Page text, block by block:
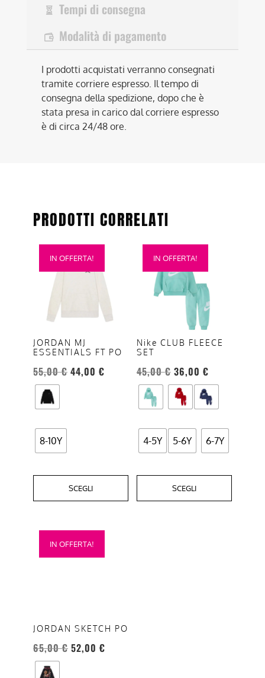
Tempi di consegna
Modalità di pagamento
I prodotti acquistati verranno consegnati
tramite corriere espresso. Il tempo di
consegna della spedizione, dopo che è
stata presa in carico dal corriere espresso
è di circa 24/48 ore.
PRODOTTI CORRELATI
IN OFFERTA!
JORDAN MJ
ESSENTIALS FT PO
55,00€ 44,00 €
8-10Y
SCEGLI
Questo
prodotto
varianti.
opzioni
possono
essere
scelte
nella
del
prodotto
IN OFFERTA!
Nike CLUB FLEECE
SET
45,00€ 36,00 €
4-5Y 5-6Y 6-7Y
SCEGLI
Questo
prodotto
opzioni
possono
essere
scelte
nella
del
prodotto
IN OFFERTA!
JORDAN SKETCH PO
65,00€ 52,00 €
Questo
prodotto
opzioni
essere
scelte